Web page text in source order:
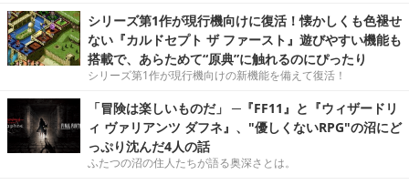
シリーズ第1作が現行機向けに復活！懐かしくも色褪せ
ない『カルドセプト ザ ファースト』遊びやすい機能も
搭載で、あらためて“原典”に触れるのにぴったり
シリーズ第1作が現行機向けの新機能を備えて復活！
「冒険は楽しいものだ」 ─『FF11』と『ウィザードリ
ィ ヴァリアンツ ダフネ』、"優しくないRPG"の沼にど
っぷり沈んだ4人の話
ふたつの沼の住人たちが語る奥深さとは。